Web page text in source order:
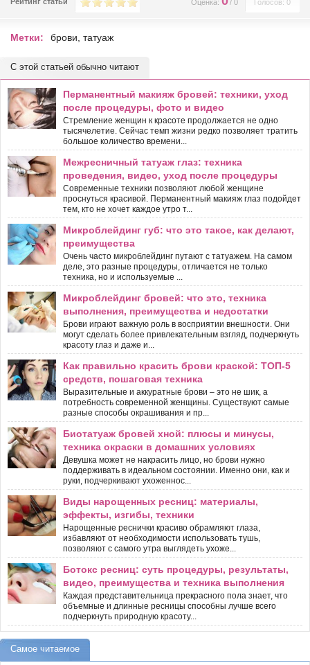
Голосов: 0
Оценка: / 0
Метки: брови татуаж
С этой статьей обычно читают
Перманентный макияж бровей: техники, уход
после процедуры, фото и видео
Стремление женщин к красоте продолжается не одно
тысячелетие. Сейчас темп жизни редко позволяет тратить
большое количество времени...
Межресничный татуаж глаз: техника
проведения, видео, уход после процедуры
Современные техники позволяют любой женщине
проснуться красивой. Перманентный макияж глаз подойдет
тем, кто не хочет каждое утро т...
Микроблейдинг губ: что это такое, как делают,
преимущества
Очень часто микроблейдинг путают с татуажем. На самом
деле, это разные процедуры, отличается не только
техника, но и используемые ...
Микроблейдинг бровей: что это, техника
выполнения, преимущества и недостатки
Брови играют важную роль в восприятии внешности. Они
могут сделать более привлекательным взгляд, подчеркнуть
красоту глаз и даже и...
Как правильно красить брови краской: ТОП-5
средств, пошаговая техника
Выразительные и аккуратные брови – это не шик, а
потребность современной женщины. Существуют самые
разные способы окрашивания и пр...
Биотатуаж бровей хной: плюсы и минусы,
техника окраски в домашних условиях
Девушка может не накрасить лицо, но брови нужно
поддерживать в идеальном состоянии. Именно они, как и
руки, подчеркивают ухоженнос...
Виды нарощенных ресниц: материалы,
эффекты, изгибы, техники
Нарощенные реснички красиво обрамляют глаза,
избавляют от необходимости использовать тушь,
позволяют с самого утра выглядеть ухоже...
Ботокс ресниц: суть процедуры, результаты,
видео, преимущества и техника выполнения
Каждая представительница прекрасного пола знает, что
объемные и длинные ресницы способны лучше всего
подчеркнуть природную красоту...
Самое читаемое